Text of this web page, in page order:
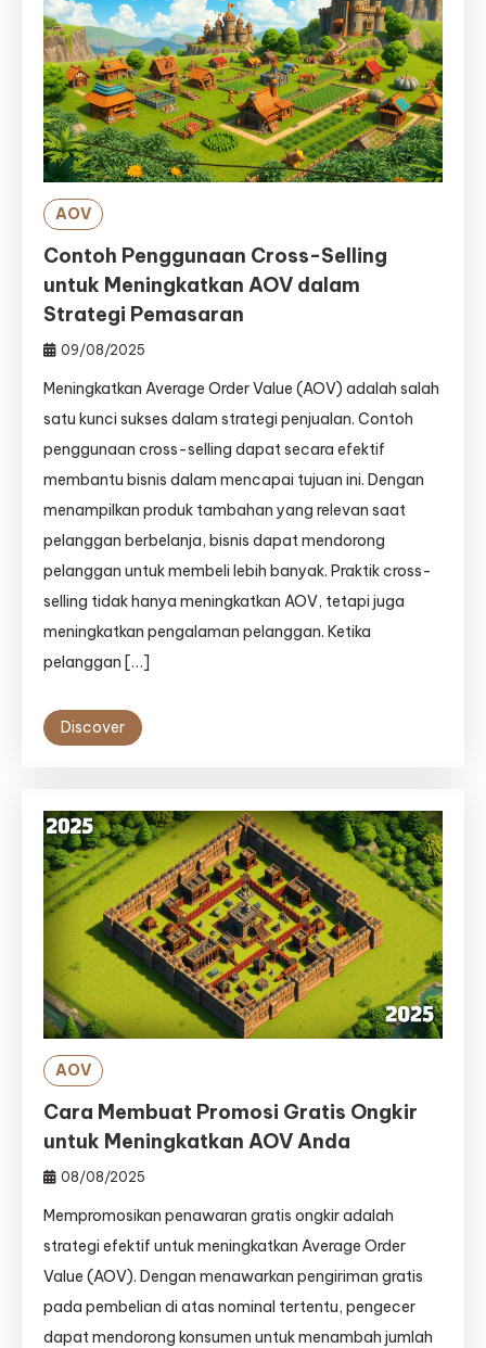
AOV
Contoh Penggunaan Cross-Selling
untuk Meningkatkan AOV dalam
Strategi Pemasaran
09/08/2025
Meningkatkan Average Order Value (AOV) adalah salah
satu kunci sukses dalam strategi penjualan. Contoh
penggunaan cross-selling dapat secara efektif
membantu bisnis dalam mencapai tujuan ini. Dengan
menampilkan produk tambahan yang relevan saat
pelanggan berbelanja, bisnis dapat mendorong
pelanggan untuk membeli lebih banyak. Praktik cross-
selling tidak hanya meningkatkan AOV, tetapi juga
meningkatkan pengalaman pelanggan. Ketika
pelanggan […]
Discover
AOV
Cara Membuat Promosi Gratis Ongkir
untuk Meningkatkan AOV Anda
08/08/2025
Mempromosikan penawaran gratis ongkir adalah
strategi efektif untuk meningkatkan Average Order
Value (AOV). Dengan menawarkan pengiriman gratis
pada pembelian di atas nominal tertentu, pengecer
dapat mendorong konsumen untuk menambah jumlah